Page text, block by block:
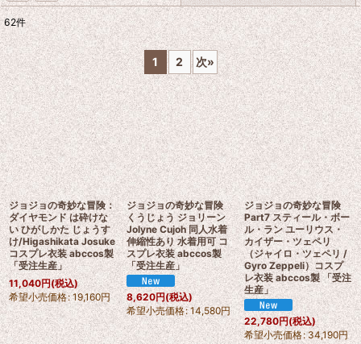
表示数:
並び順:
絞り込む
62件
1 2 次»
ジョジョの奇妙な冒険：
ダイヤモンド は砕けな
い ひがしかた じょうす
け/Higashikata Josuke
コスプレ衣装 abccos製
「受注生産」
11,040円(税込)
希望小売価格: 19,160円
ジョジョの奇妙な冒険
くうじょう ジョリーン
Jolyne Cujoh 同人水着
伸縮性あり 水着用可 コ
スプレ衣装 abccos製
「受注生産」
8,620円(税込)
希望小売価格: 14,580円
ジョジョの奇妙な冒険
Part7 スティール・ボー
ル・ラン ユーリウス・
カイザー・ツェペリ
（ジャイロ・ツェペリ /
Gyro Zeppeli）コスプ
レ衣装 abccos製 「受注
生産」
22,780円(税込)
希望小売価格: 34,190円